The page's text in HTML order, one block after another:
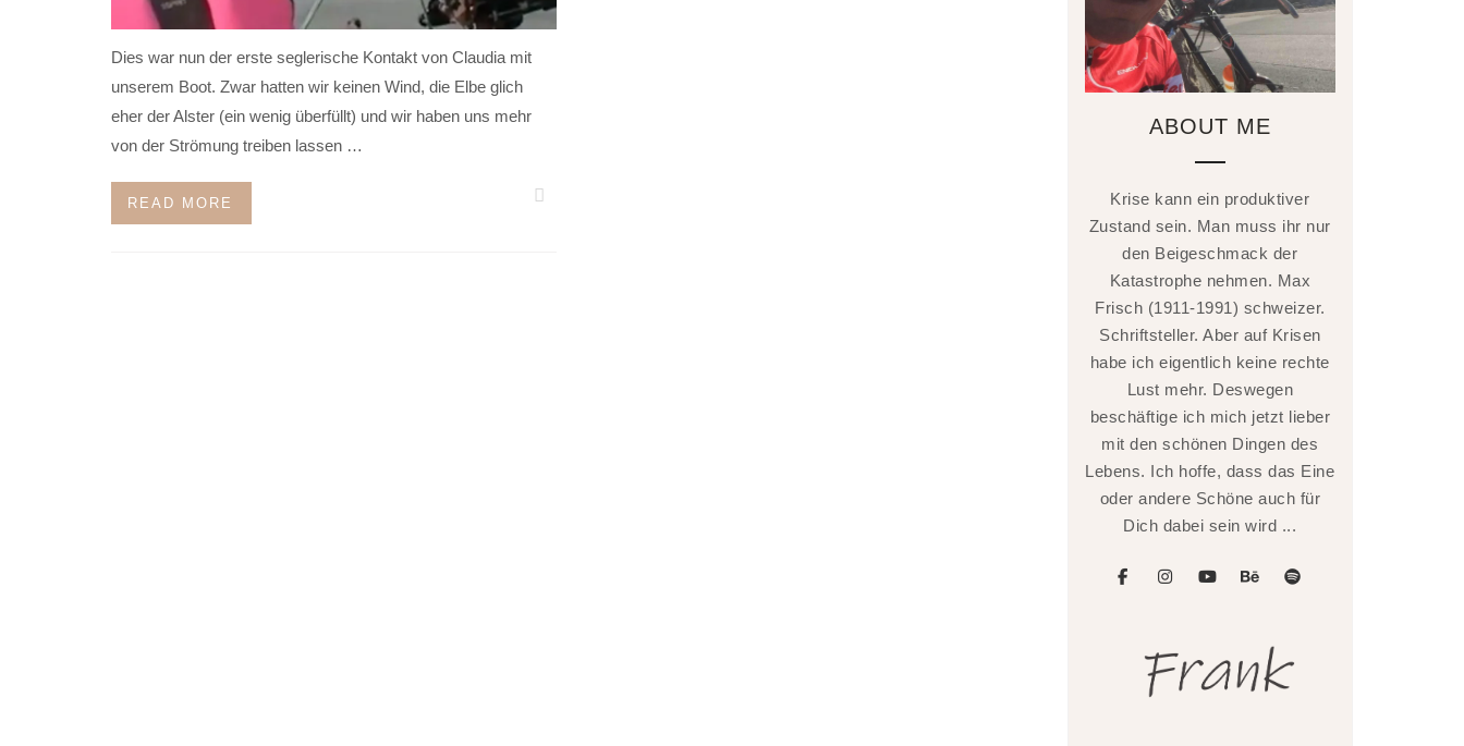
Dies war nun der erste seglerische Kontakt von Claudia mit
unserem Boot. Zwar hatten wir keinen Wind, die Elbe glich
eher der Alster (ein wenig überfüllt) und wir haben uns mehr
von der Strömung treiben lassen …
READ MORE
ABOUT ME
Krise kann ein produktiver
Zustand sein. Man muss ihr nur
den Beigeschmack der
Katastrophe nehmen. Max
Frisch (1911-1991) schweizer.
Schriftsteller. Aber auf Krisen
habe ich eigentlich keine rechte
Lust mehr. Deswegen
beschäftige ich mich jetzt lieber
mit den schönen Dingen des
Lebens. Ich hoffe, dass das Eine
oder andere Schöne auch für
Dich dabei sein wird ...
facebook
instagram
youtube
behance